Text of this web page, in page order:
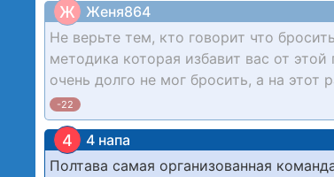
Ж Женя864
Не веpьте тем, кто говоpит что
методика которая избавит вас от
очень долго не мог бросить, а на этот
-22
4 4 напа
Полтава самая организованная